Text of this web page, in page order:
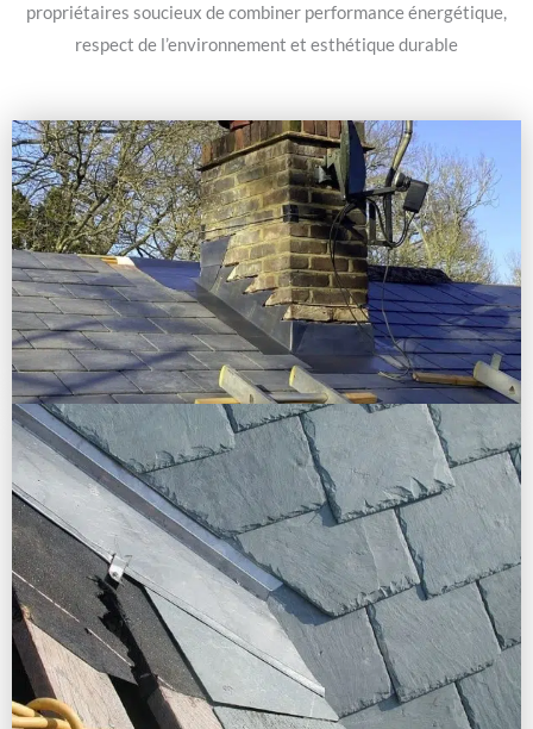
propriétaires soucieux de combiner performance énergétique,
respect de l’environnement et esthétique durable